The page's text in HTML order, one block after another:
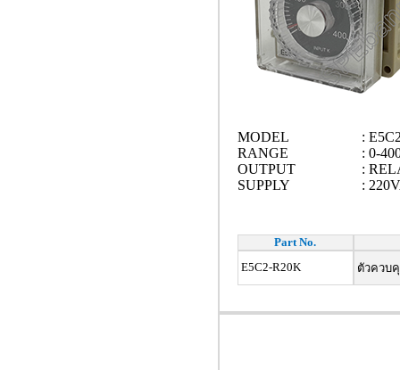
MODEL
:
RANGE
: 0-
OUTPUT
:
SUPPLY
:
Part No.
E5C2-R20K
ตัวควบ